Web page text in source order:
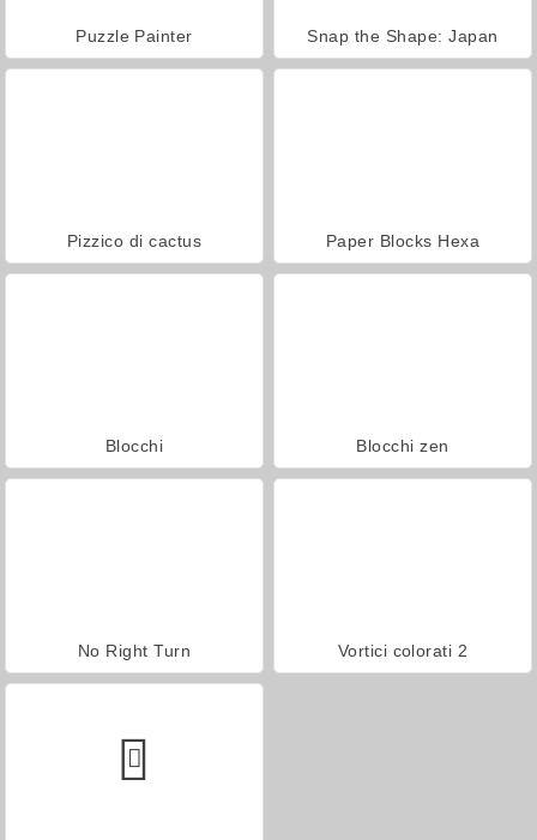
Puzzle Painter Snap the Shape: Japan
Pizzico di cactus Paper Blocks Hexa
Blocchi Blocchi zen
No Right Turn Vortici colorati 2